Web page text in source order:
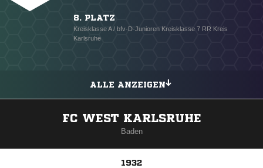
8. PLATZ
Kreisklasse A / bfv-D-Junioren Kreisklasse 7 RR Kreis
Karlsruhe
ALLE ANZEIGEN
FC WEST KARLSRUHE
Baden
1932